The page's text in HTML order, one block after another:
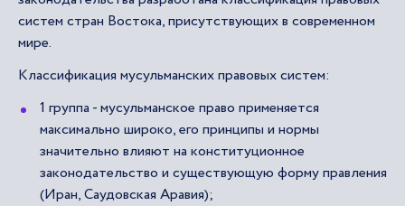
систем стран Востока, присутствующих в современном
мире.
Классификация мусульманских правовых систем:
1 группа - мусульманское право применяется
максимально широко, его принципы и нормы
значительно влияют на конституционное
законодательство и существующую форму правления
(Иран, Саудовская Аравия);